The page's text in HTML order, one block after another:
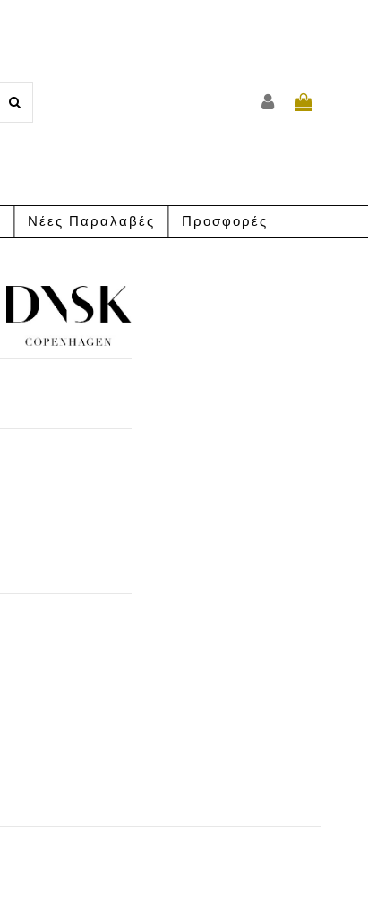
Νέες Παραλαβές Προσφορές